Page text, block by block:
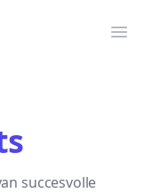
打
succesvolle